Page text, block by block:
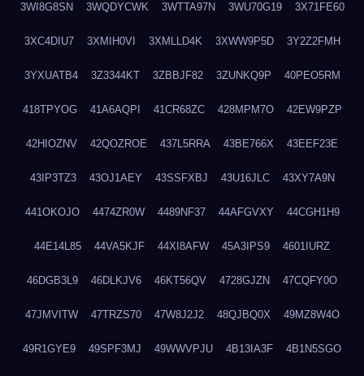
3WI8G8SN 3WQDYCWK 3WTTA97N 3WU70G19 3X71FE60
3XC4DIU7 3XMIH0VI 3XMLLD4K 3XWW9P5D 3Y2Z2FMH
3YXUATB4 3Z3344KT 3ZBBJF82 3ZUNKQ9P 40PEO5RM
418TPYOG 41A6AQPI 41CR68ZC 428MPM7O 42EW9PZP
42HIOZNV 42QOZROE 437L5RRA 43BE766X 43EEF23E
43IP3TZ3 43OJ1AEY 43SSFXBJ 43U16JLC 43XY7A9N
441OKOJO 4474ZR0W 4489NF37 44AFGVXY 44CGH1H9
44E14L85 44VA5KJF 44XI8AFW 45A3IPS9 4601IURZ
46DGB3L9 46DLKJV6 46KT56QV 4728GJZN 47CQFY0O
47JMVITW 47TRZS70 47W8J2J2 48QJBQ0X 49MZ8W4O
49R1GYE9 49SPF3MJ 49WWVPJU 4B13IA3F 4B1N5SGO